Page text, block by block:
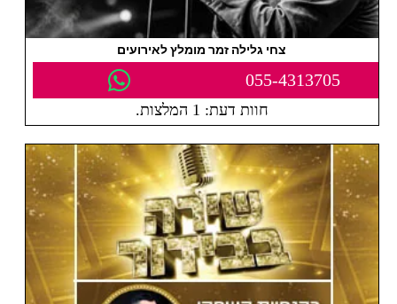
צחי גלילה זמר מומלץ לאירועים
055-4313705
חוות דעת: 1 המלצות.